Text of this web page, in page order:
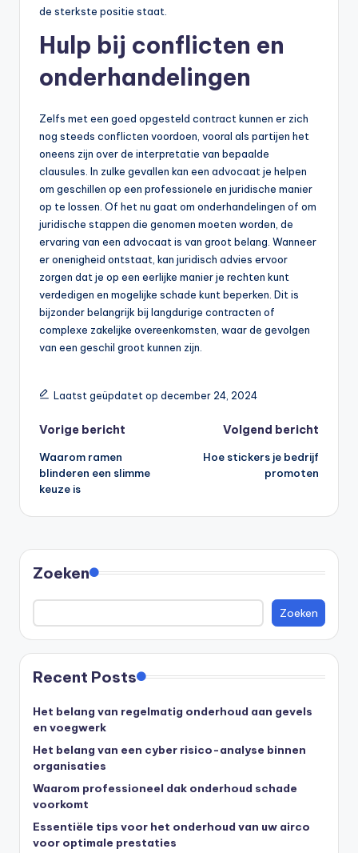
de sterkste positie staat.
Hulp bij conflicten en
onderhandelingen
Zelfs met een goed opgesteld contract kunnen er zich
nog steeds conflicten voordoen, vooral als partijen het
oneens zijn over de interpretatie van bepaalde
clausules. In zulke gevallen kan een advocaat je helpen
om geschillen op een professionele en juridische manier
op te lossen. Of het nu gaat om onderhandelingen of om
juridische stappen die genomen moeten worden, de
ervaring van een advocaat is van groot belang. Wanneer
er onenigheid ontstaat, kan juridisch advies ervoor
zorgen dat je op een eerlijke manier je rechten kunt
verdedigen en mogelijke schade kunt beperken. Dit is
bijzonder belangrijk bij langdurige contracten of
complexe zakelijke overeenkomsten, waar de gevolgen
van een geschil groot kunnen zijn.
Laatst geüpdatet op december 24, 2024
Vorige bericht
Waarom ramen
blinderen een slimme
keuze is
Volgend bericht
Hoe stickers je bedrijf
promoten
Zoeken
Zoeken
Recent Posts
Het belang van regelmatig onderhoud aan gevels
en voegwerk
Het belang van een cyber risico-analyse binnen
organisaties
Waarom professioneel dak onderhoud schade
voorkomt
Essentiële tips voor het onderhoud van uw airco
voor optimale prestaties